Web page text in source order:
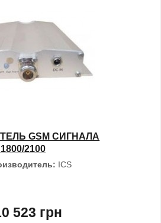
GSM СИГНАЛА
2100
ICS
523 грн